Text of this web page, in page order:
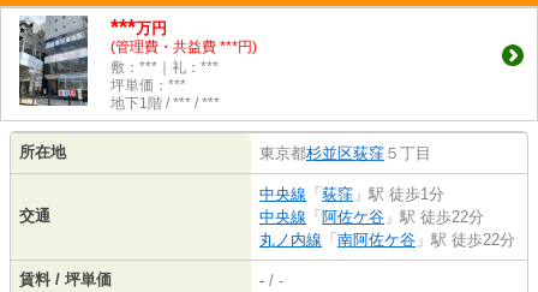
***万円
(管理費・共益費 ***円)
敷：***｜礼：***
坪単価：***
地下1階 / *** / ***
所在地 東京都杉並区荻窪 ５丁目
交通
中央線 「 荻窪 」駅 徒歩1分
中央線 「 阿佐ケ谷 」駅 徒歩22分
丸ノ内線 「 南阿佐ケ谷 」駅 徒歩22分
賃料 / 坪単価 - / -